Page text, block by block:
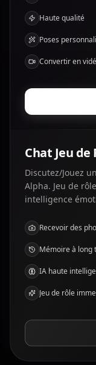
Haute qualité
Poses
Convertir en
Chat Jeu de
Discutez/Jouez
Alpha. Jeu de
intelligence
Recevoir des
Mémoire à long
IA haute
Jeu de rôle